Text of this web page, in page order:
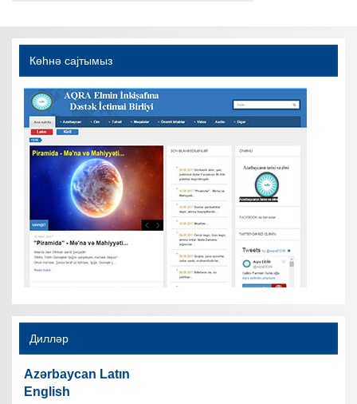
Көһнә саjтымыз
Дилләр
Azərbaycan Latın
English